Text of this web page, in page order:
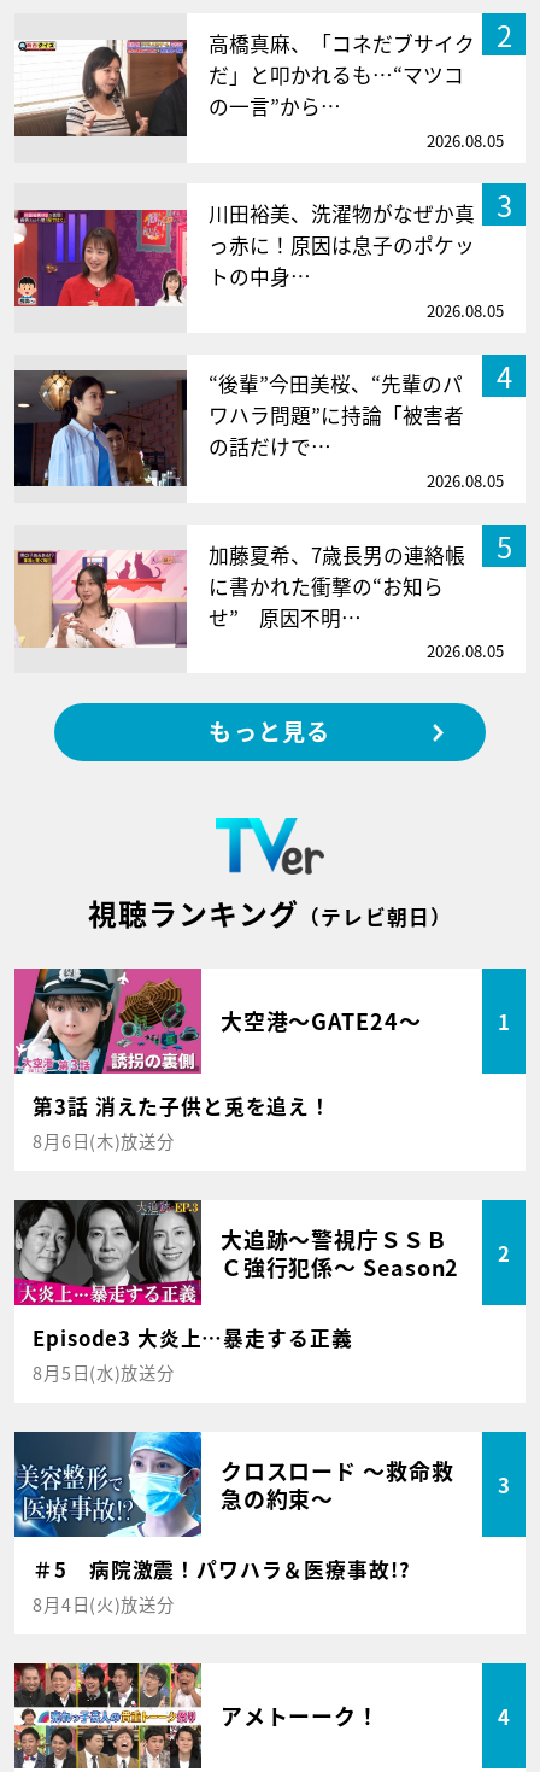
2
高橋真麻、「コネだブサイク
だ」と叩かれるも…“マツコ
の一言”から…
2026.08.05
3
川田裕美、洗濯物がなぜか真
っ赤に！原因は息子のポケッ
トの中身…
2026.08.05
4
“後輩”今田美桜、“先輩のパ
ワハラ問題”に持論「被害者
の話だけで…
2026.08.05
5
加藤夏希、7歳長男の連絡帳
に書かれた衝撃の“お知ら
せ” 原因不明…
2026.08.05
もっと見る
視聴ランキング （テレビ朝日）
大空港～GATE24～ 1
第3話 消えた子供と兎を追え！
8月6日(木)放送分
大追跡～警視庁ＳＳＢ
Ｃ強行犯係～ Season2
2
Episode3 大炎上…暴走する正義
8月5日(水)放送分
クロスロード ～救命救
急の約束～
3
＃5 病院激震！パワハラ＆医療事故!?
8月4日(火)放送分
アメトーーク！ 4